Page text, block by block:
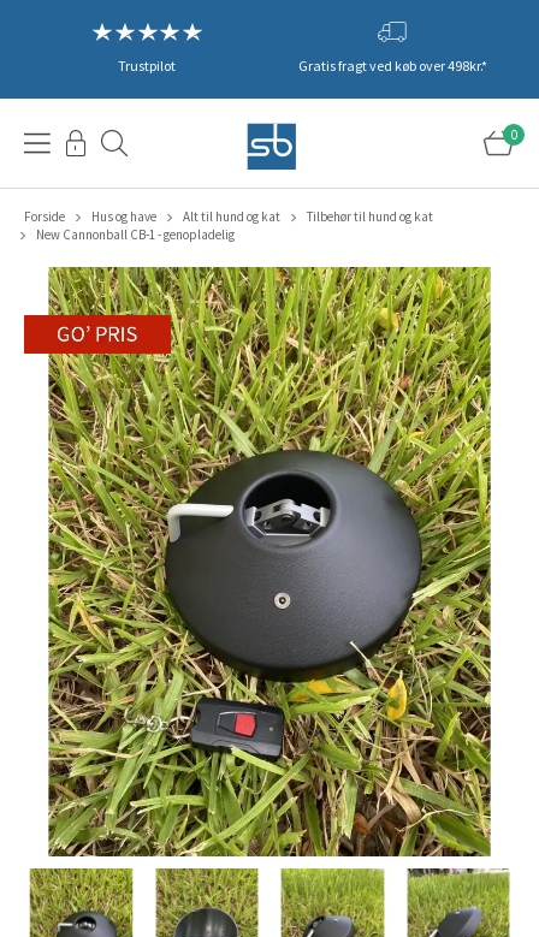
Trustpilot Gratis fragt ved køb over 498kr.*
0
Forside Hus og have Alt til hund og kat
Tilbehør til hund og kat
New Cannonball CB-1 - genopladelig